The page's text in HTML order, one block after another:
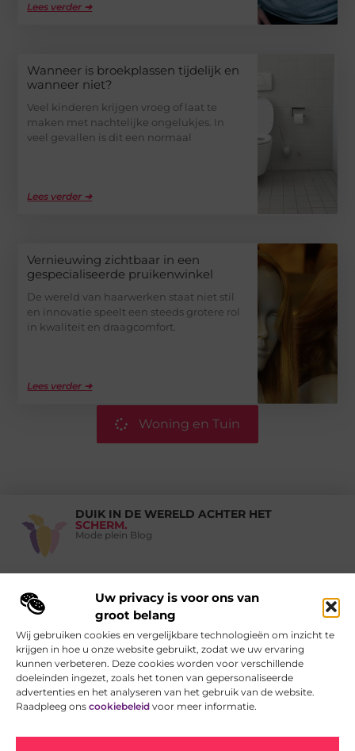
Uw privacy is voor ons van
groot belang
Wij gebruiken cookies en vergelijkbare technologieën om inzicht te
krijgen in hoe u onze website gebruikt, zodat we uw ervaring
kunnen verbeteren. Deze cookies worden voor verschillende
doeleinden ingezet, zoals het tonen van gepersonaliseerde
advertenties en het analyseren van het gebruik van de website.
Raadpleeg ons cookiebeleid voor meer informatie.
Lees verder ➜
Wanneer is broekplassen tijdelijk en
wanneer niet?
Veel kinderen krijgen vroeg of laat te
maken met nachtelijke ongelukjes. In
veel gevallen is dit een normaal
Lees verder ➜
Vernieuwing zichtbaar in een
gespecialiseerde pruikenwinkel
De wereld van haarwerken staat niet stil
en innovatie speelt een steeds grotere rol
in kwaliteit en draagcomfort.
Lees verder ➜
Woning en Tuin
DUIK IN DE WERELD ACHTER HET
SCHERM.
Mode plein Blog
Vind Ons Hier :
Beroemdheden Uit de Media Partners Over ons
Contact Auteur worden Website index Cookiebeleid (EU)